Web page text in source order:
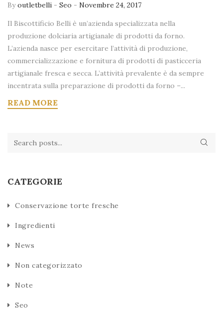
Byoutletbelli - Seo - Novembre 24, 2017
Il Biscottificio Belli è un’azienda specializzata nella
produzione dolciaria artigianale di prodotti da forno.
L’azienda nasce per esercitare l’attività di produzione,
commercializzazione e fornitura di prodotti di pasticceria
artigianale fresca e secca. L’attività prevalente è da sempre
incentrata sulla preparazione di prodotti da forno –...
READ MORE
CATEGORIE
Conservazione torte fresche
Ingredienti
News
Non categorizzato
Note
Seo